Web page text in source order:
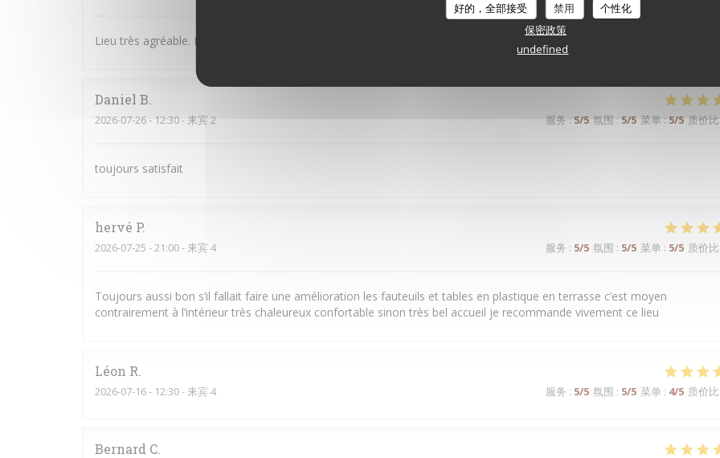
好的，全部接受 禁用
个性化
保密政策
undefined
Lieu très agréable. Personnel souriant et à l’écoute. Très belle expérience.
Daniel B
2026-07-26- 12:30 - 来宾 2 服务 : 5/5 氛围 : 5/5 菜单 : 5/5 质价比
toujours satisfait
hervé P
2026-07-25 - 21:00 - 来宾 4 服务 : 5/5 氛围 : 5/5 菜单 : 5/5 质价比
Toujours aussi bon s’il fallait faire une amélioration les fauteuils et tables en plastique en terrasse c’est moyen
contrairement à l’intérieur très chaleureux confortable sinon très bel accueil je recommande vivement ce lieu
Léon R
2026-07-16- 12:30 - 来宾 4 服务 : 5/5 氛围 : 5/5 菜单 : 4/5 质价比
Bernard C